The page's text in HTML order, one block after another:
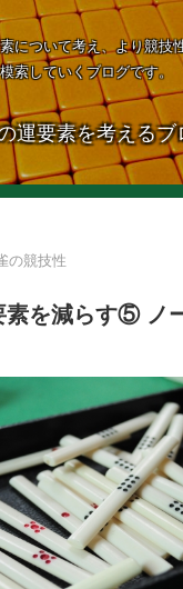
について考え、より競技
模索していくブログです。
運要素を考えるブ
の競技性
素を減らす⑤ ノ